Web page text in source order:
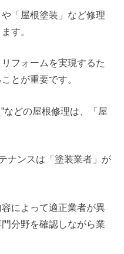
「屋根塗装」など修理
す。
フォームを実現するた
とが重要です。
などの屋根修理は、「屋
ナンスは「塗装業者」が
によって適正業者が異
分野を確認しながら業